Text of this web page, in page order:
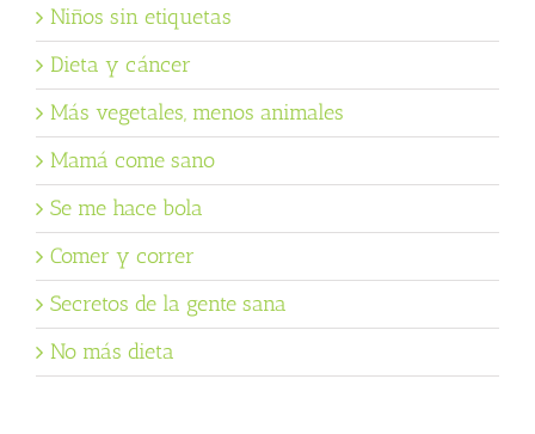
Niños sin etiquetas
Dieta y cáncer
Más vegetales, menos animales
Mamá come sano
Se me hace bola
Comer y correr
Secretos de la gente sana
No más dieta